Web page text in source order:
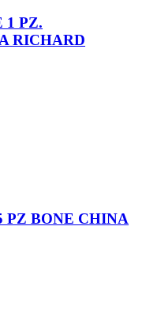
1 PZ.
RICHARD
PZ BONE CHINA